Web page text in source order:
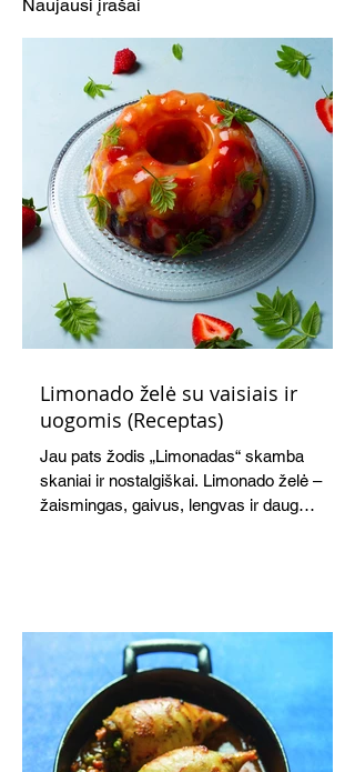
Naujausi įrašai
Limonado želė su vaisiais ir
uogomis (Receptas)
Jau pats žodis „Limonadas“ skamba
skaniai ir nostalgiškai. Limonado želė –
žaismingas, gaivus, lengvas ir daug